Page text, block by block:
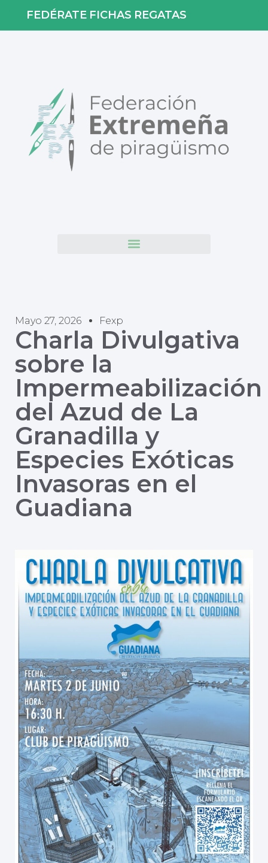
FEDÉRATE FICHAS REGATAS
Mayo 27, 2026 Fexp
Charla Divulgativa
sobre la
Impermeabilización
del Azud de La
Granadilla y
Especies Exóticas
Invasoras en el
Guadiana